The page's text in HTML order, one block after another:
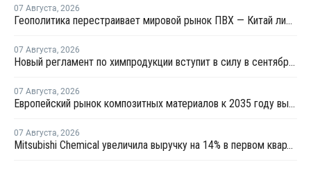
07 Августа, 2026
Геополитика перестраивает мировой рынок ПВХ — Китай лидирует в экспорте
07 Августа, 2026
Новый регламент по химпродукции вступит в силу в сентябре 2027 года
07 Августа, 2026
Европейский рынок композитных материалов к 2035 году вырастет до USD47,5 млрд
07 Августа, 2026
Mitsubishi Chemical увеличила выручку на 14% в первом квартале японского финансового года